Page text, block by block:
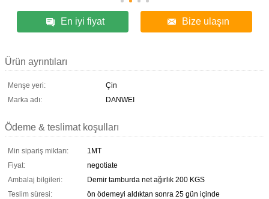
En iyi fiyat Bize ulaşın
Ürün ayrıntıları
Menşe yeri:
Çin
Marka adı:
DANWEI
Ödeme & teslimat koşulları
Min sipariş miktarı:
1MT
Fiyat:
negotiate
Ambalaj bilgileri:
Demir tamburda net ağırlık 200 KGS
Teslim süresi:
ön ödemeyi aldıktan sonra 25 gün içinde